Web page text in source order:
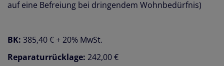
auf eine Befreiung bei dringendem Wohnbedürfnis)
BK: 385,40 € + 20% MwSt.
Reparaturrücklage: 242,00 €